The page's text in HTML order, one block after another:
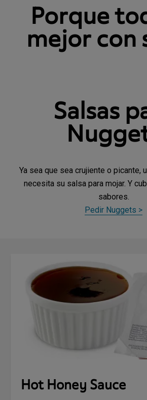
Porque
mejor con
Salsas
Ya sea que sea crujiente o picante,
necesita su salsa para mojar. Y
sabores.
Pedir Nuggets >
Hot Honey Sauce